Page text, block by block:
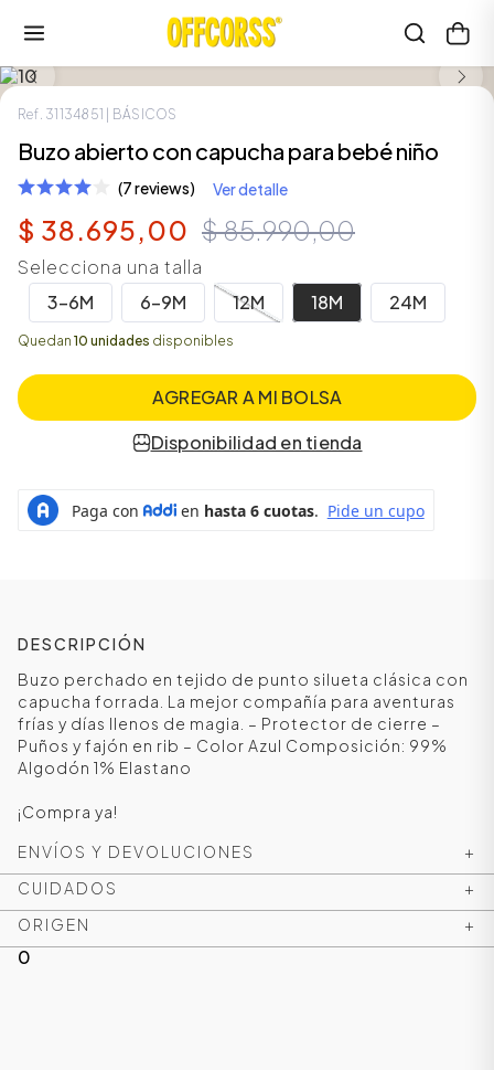
LOOK COMPLETO
Ref. 31134851 | BÁSICOS
Buzo abierto con capucha para bebé niño
(7 reviews) Ver detalle
$ 38.695,00 $85.990,00
Selecciona una talla
3-6M
6-9M 12M 18M 24M
Quedan 10 unidades disponibles
AGREGAR A MI BOLSA
Disponibilidad en tienda
DESCRIPCIÓN
Buzo perchado en tejido de punto silueta clásica con
capucha forrada. La mejor compañía para aventuras
frías y días llenos de magia. – Protector de cierre –
Puños y fajón en rib – Color Azul Composición: 99%
Algodón 1% Elastano
¡Compra ya!
ENVÍOS Y DEVOLUCIONES
+
CUIDADOS
+
ORIGEN
+
0